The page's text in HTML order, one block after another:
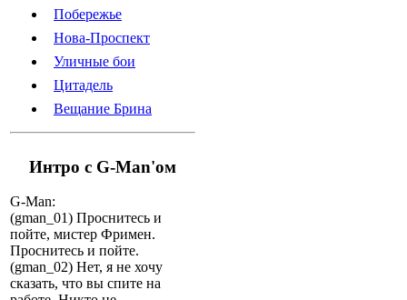
Побережье
Нова-Проспект
Уличные бои
Цитадель
Вещание Брина
Интро с G-Man'ом
G-Man:
(gman_01) Проснитесь и
пойте, мистер Фримен.
Проснитесь и пойте.
(gman_02) Нет, я не хочу
сказать, что вы спите на